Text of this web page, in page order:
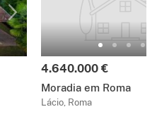
4.640.000 €
Moradia em Roma
Lácio, Roma